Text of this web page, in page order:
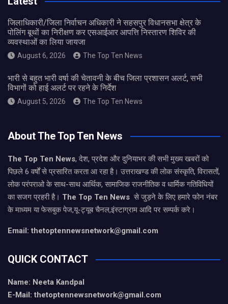
जिलाधिकारी/जिला निर्वाचन अधिकारी ने सहसपुर विधानसभा क्षेत्र के
पोलिंग बूथों का निरीक्षण कर एसआईआर आपत्ति निस्तारण शिविर की
व्यवस्थाओं का लिया जायजा
August 6, 2026 The Top Ten News
भारी से बहुत भारी वर्षा की चेतावनी के बीच जिला प्रशासन अलर्ट, सभी
विभागों को हाई अलर्ट पर रहने के निर्देश
August 5, 2026 The Top Ten News
About The Top Ten News
The Top Ten News, देश, प्रदेश और दुनियाभर की सभी मुख्य खबरों को
पिछले 6 वर्षों से प्रसारित करता आ रहा है। उत्तराखण्ड की लोक संस्कृति, विरासतों,
लोक परंपराओ के साथ-साथ आर्थिक, सामाजिक राजनीतिक व धार्मिक गतिविधियों
का सजग प्रहरी है। The Top Ten News से जुड़ने के लिए हमारे फोन नंबर
के माध्यम या फेसबुक पेज,यू-ट्यूब चैनल,इंस्टाग्राम आदि पर सम्पर्क करे।
Email: thetoptennewsnetwork@gmail.com
QUICK CONTACT
Name: Neeta Kandpal
E-Mail: thetoptennewsnetwork@gmail.com